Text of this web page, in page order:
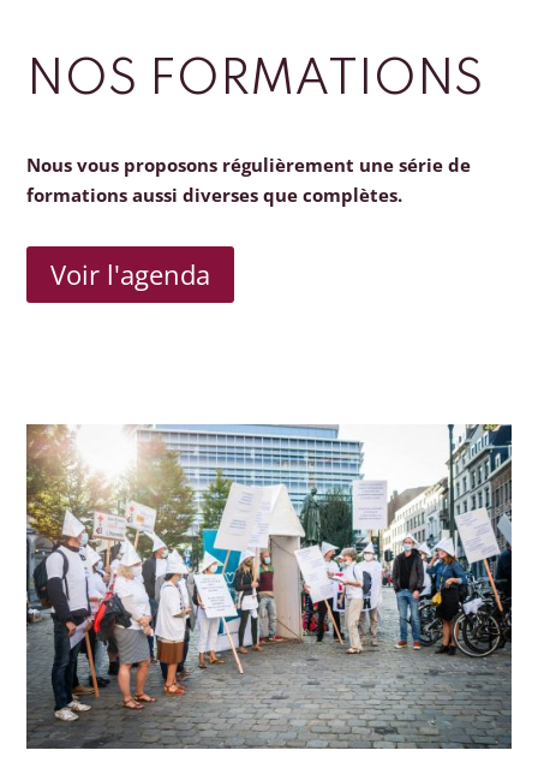
NOS FORMATIONS
Nous vous proposons régulièrement une série de
formations aussi diverses que complètes.
Voir l'agenda